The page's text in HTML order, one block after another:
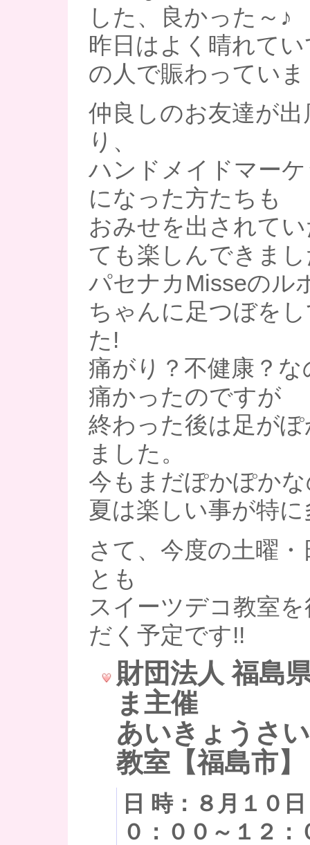
した、良かった～♪
昨日はよく晴れて
の人で賑わってい
仲良しのお友達が
り、
ハンドメイドマー
になった方たちも
おみせを出されて
ても楽しんできま
パセナカMisseのル
ちゃんに足つぼを
た!
痛がり？不健康？
痛かったのですが
終わった後は足が
ました。
今もまだぽかぽか
夏は楽しい事が特
さて、今度の土曜
とも
スイーツデコ教室
だく予定です!!
財団法人 福島
ま主催
あいきょうさ
教室【福島市】
日 時：８月１０
０：００～１２：